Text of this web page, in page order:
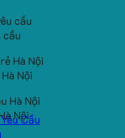
Cầu
cầu
Nội
Nội